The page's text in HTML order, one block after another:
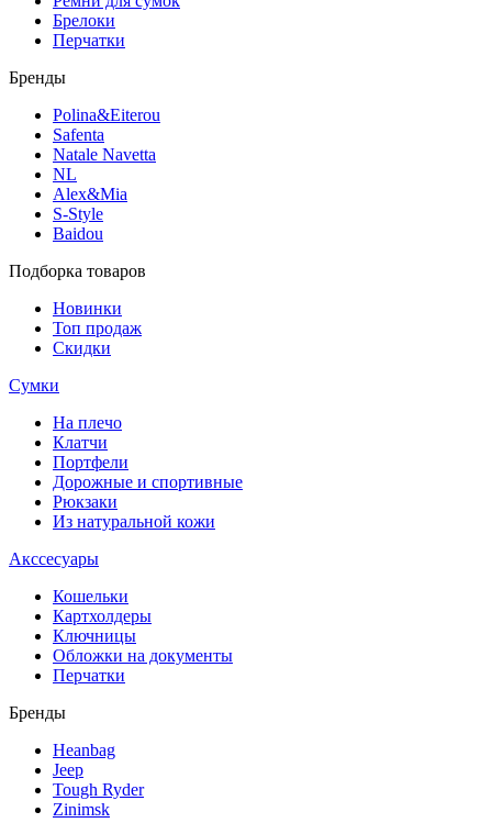
Брелоки
Перчатки
Бренды
Polina&Eiterou
Safenta
Natale Navetta
NL
Alex&Mia
S-Style
Baidou
Подборка товаров
Новинки
Топ продаж
Скидки
Сумки
На плечо
Клатчи
Портфели
Дорожные и спортивные
Рюкзаки
Из натуральной кожи
Акссесуары
Кошельки
Картхолдеры
Ключницы
Обложки на документы
Перчатки
Бренды
Heanbag
Jeep
Tough Ryder
Zinimsk